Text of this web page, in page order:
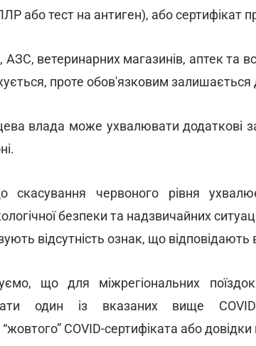
або тест на антиген), або сертифікат
АЗС, ветеринарних магазинів, аптек та
проте обов'язковим
влада може ухвалювати додаткові
скасування червоного рівня
безпеки та надзвичайних
відсутність ознак, що
що для міжрегіональних
один із вказаних вище
COVID-сертифіката або